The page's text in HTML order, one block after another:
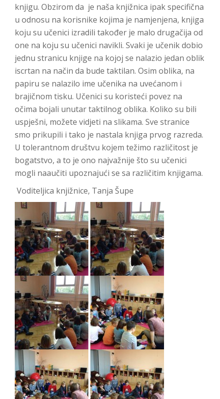
knjigu. Obzirom da je naša knjižnica ipak specifična
u odnosu na korisnike kojima je namjenjena, knjiga
koju su učenici izradili također je malo drugačija od
one na koju su učenici navikli. Svaki je učenik dobio
jednu stranicu knjige na kojoj se nalazio jedan oblik
iscrtan na način da bude taktilan. Osim oblika, na
papiru se nalazilo ime učenika na uvećanom i
brajičnom tisku. Učenici su koristeći povez na
očima bojali unutar taktilnog oblika. Koliko su bili
uspješni, možete vidjeti na slikama. Sve stranice
smo prikupili i tako je nastala knjiga prvog razreda.
U tolerantnom društvu kojem težimo različitost je
bogatstvo, a to je ono najvažnije što su učenici
mogli naaučiti upoznajući se sa različitim knjigama.
Voditeljica knjižnice, Tanja Šupe